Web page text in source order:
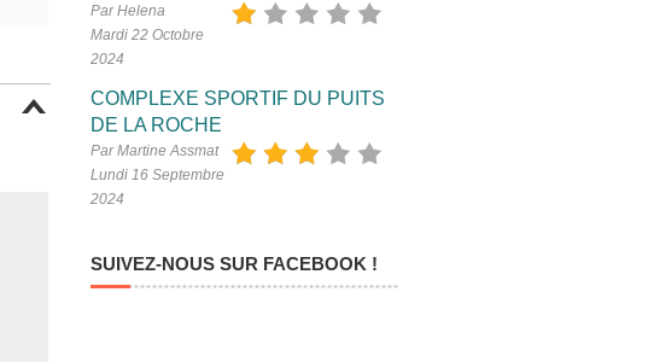
Par Helena
Mardi 22 Octobre
2024
COMPLEXE SPORTIF DU PUITS
DE LA ROCHE
Par Martine Assmat
Lundi 16 Septembre
2024
SUIVEZ-NOUS SUR FACEBOOK !